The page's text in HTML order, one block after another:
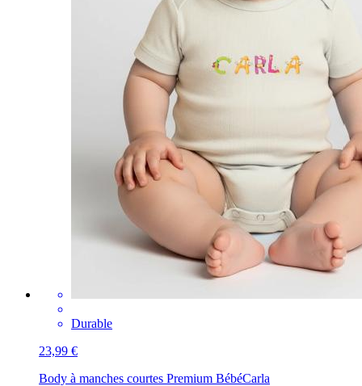
Durable
23,99 €
Body à manches courtes Premium BébéCarla